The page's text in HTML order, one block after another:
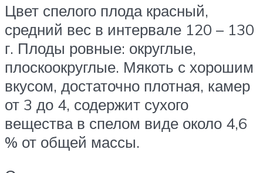
Цвет спелого плода красный,
средний вес в интервале 120 – 130
г. Плоды ровные: округлые,
плоскоокруглые. Мякоть с хорошим
вкусом, достаточно плотная, камер
от 3 до 4, содержит сухого
вещества в спелом виде около 4,6
% от общей массы.